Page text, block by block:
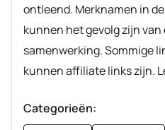
ontleend. Merknamen in
kunnen het gevolg zijn
samenwerking. Sommige
kunnen affiliate links zijn.
Categorieën: